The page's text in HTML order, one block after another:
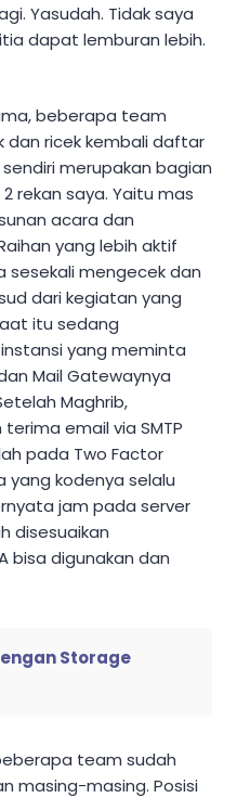
Yasudah. Tidak saya
dapat lemburan lebih.
beberapa team
dan ricek kembali daftar
merupakan bagian
rekan saya. Yaitu mas
acara dan
yang lebih aktif
sesekali mengecek dan
dari kegiatan yang
itu sedang
yang meminta
Mail Gatewaynya
Maghrib,
email via SMTP
pada Two Factor
yang kodenya selalu
jam pada server
disesuaikan
bisa digunakan dan
Storage
team sudah
masing-masing. Posisi